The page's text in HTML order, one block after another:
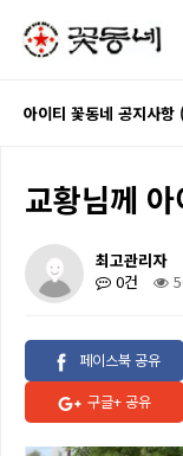
아이티 꽃동네 공지사
교황님께
최고관리자
0건
페이스북 공유
구글+ 공유